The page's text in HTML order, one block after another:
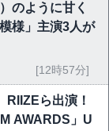
のように甘く
様」主演3人が
[12時57分]
ら出演！
AWARDS」U